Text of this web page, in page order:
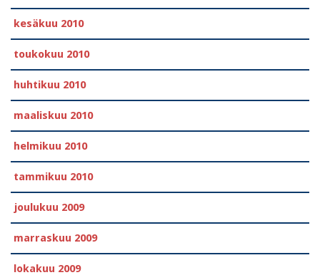
kesäkuu 2010
toukokuu 2010
huhtikuu 2010
maaliskuu 2010
helmikuu 2010
tammikuu 2010
joulukuu 2009
marraskuu 2009
lokakuu 2009